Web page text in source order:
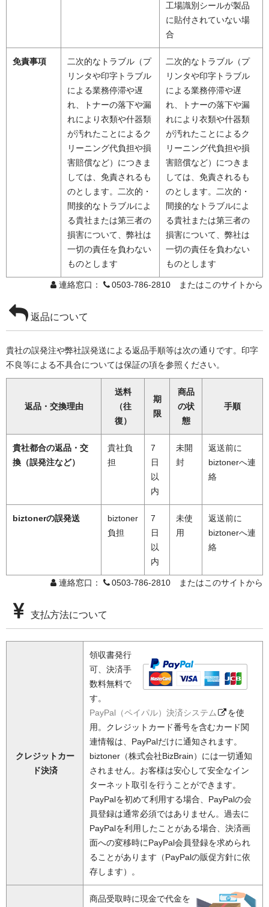
工場識別シールが製品
に貼付されていない場
合
免責事項
二次的なトラブル（プ
リンタや印字トラブル
による業務停滞や遅
れ、トナーの落下や漏
れにより衣類や什器類
が汚れたことによるク
リーニング代負担や損
害賠償など）につきま
しては、免責されるも
のとします。二次的・
間接的なトラブルによ
る貴社または第三者の
損害について、弊社は
一切の責任を負わない
ものとします
二次的なトラブル（プ
リンタや印字トラブル
による業務停滞や遅
れ、トナーの落下や漏
れにより衣類や什器類
が汚れたことによるク
リーニング代負担や損
害賠償など）につきま
しては、免責されるも
のとします。二次的・
間接的なトラブルによ
る貴社または第三者の
損害について、弊社は
一切の責任を負わない
ものとします
連絡窓口： 0503-786-2810 またはこのサイトから
返品について
貴社の誤発注や弊社誤発送による返品手順等は次の通りです。印字
不良等による不具合については保証の項を参照ください。
返品・交換理由
送料
（往
復）
期
限
商品
の状
態
手順
貴社都合の返品・交
換（誤発注など）
貴社負
担
7
日
以
内
未開
封
返送前に
biztonerへ連
絡
biztonerの誤発送
biztoner
負担
7
日
以
内
未使
用
返送前に
biztonerへ連
絡
連絡窓口： 0503-786-2810 またはこのサイトから
支払方法について
クレジットカー
ド決済
領収書発行
可、決済手
数料無料で
す。
PayPal（ペイパル）決済システム
を使
用。クレジットカード番号を含むカード関
連情報は、PayPalだけに通知されます。
biztoner（株式会社BizBrain）には一切通知
されません。お客様は安心して安全なイン
ターネット取引を行うことができます。
PayPalを初めて利用する場合、PayPalの会
員登録は通常必須ではありません。過去に
PayPalを利用したことがある場合、決済画
面への変移時にPayPal会員登録を求められ
ることがあります（PayPalの販促方針に依
存します）。
商品受取時に現金で代金を